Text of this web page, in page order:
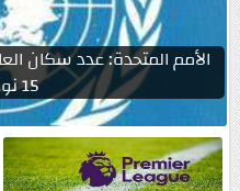
15 نوفمبر...